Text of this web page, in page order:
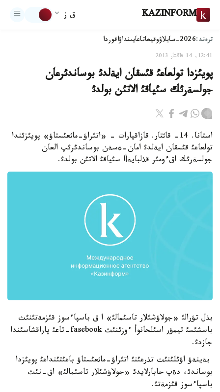
KAZINFORM ق ز
ترەند:2026-سايلاۋ وقيعاتاعايىنداۋاقوردا
12:41, 14 قاڭتار 2013
پويئزدا تولعاعئ قئسقان ايةلدئ بوساندئرعان
جولسةرئك سئياقئ الاتئن بولدئ
استانا. 14- قاثتار. قازاقپارات - «اتئراؤ-ماثعئستاؤ» پويئزئندا
تولعاعئ قئسقان ايةلدئ امان-ةسةن بوساندئرئپ العان
جولسةرئك اقءومئر قذلبايةأا سئياقئ الاتئن بولدئ.
بذل تؤرالئ «جولاؤشئلار تاسئمالئ» ا ق باسپاءسوز قئزمةتئنئث
باسشئسئ تيمؤر اسئلحانوأ ءوزئنئث fasebook-تاعئ پاراقشاسئندا
جازدئ.
بةينةؤ اؤئلئنئث تذرعئنئ اتئراؤ-ماثعئستاؤ باعئتئنداعئ پويئزدا
بوساندئ، دةپ حابارلايدئ «جولاؤشئلار تاسئمالئ» اق-نئث
باسپاءسوز قئزمةتئ.